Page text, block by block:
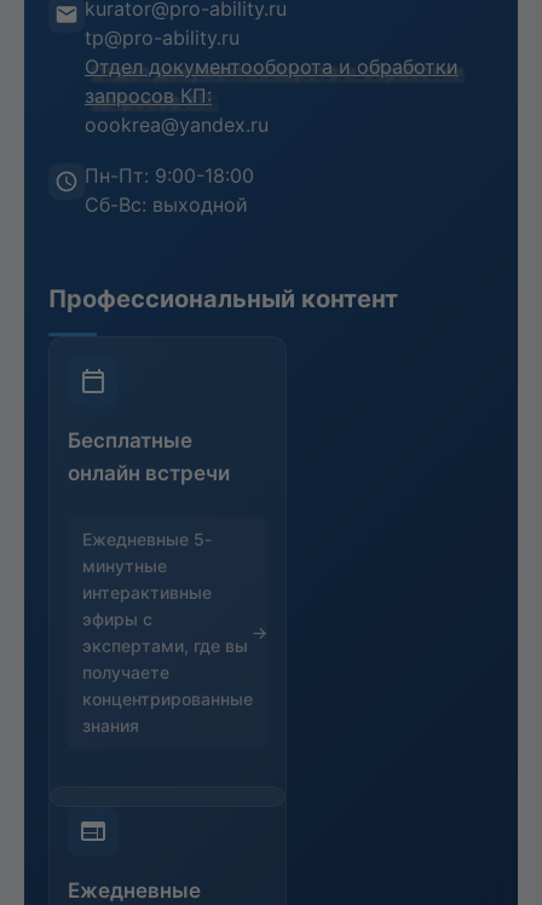
Анкета слушателя
kurator@pro-ability.ru
tp@pro-ability.ru
Отдел документооборота и обработки
запросов КП:
oookrea@yandex.ru
Пн-Пт: 9:00-18:00
Сб-Вс: выходной
Профессиональный контент
Бесплатные
онлайн встречи
Ежедневные 5-
минутные
интерактивные
эфиры с
экспертами, где вы
получаете
концентрированные
знания
Ежедневные